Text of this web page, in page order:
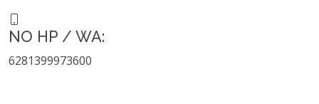
NO HP / WA:
6281399973600